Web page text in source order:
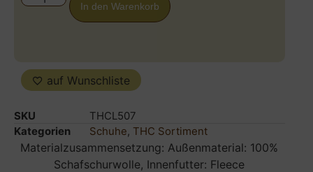
In den Warenkorb
auf Wunschliste
SKU
THCL507
Kategorien
Schuhe, THC Sortiment
Materialzusammensetzung: Außenmaterial: 100%
Schafschurwolle, Innenfutter: Fleece